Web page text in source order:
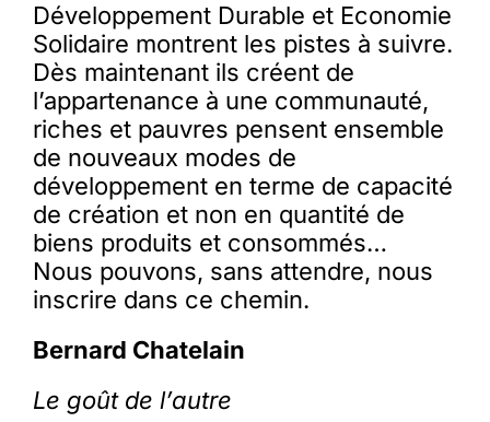
Développement Durable et Economie
Solidaire montrent les pistes à suivre.
Dès maintenant ils créent de
l’appartenance à une communauté,
riches et pauvres pensent ensemble
de nouveaux modes de
développement en terme de capacité
de création et non en quantité de
biens produits et consommés…
Nous pouvons, sans attendre, nous
inscrire dans ce chemin.
Bernard Chatelain
Le goût de l’autre